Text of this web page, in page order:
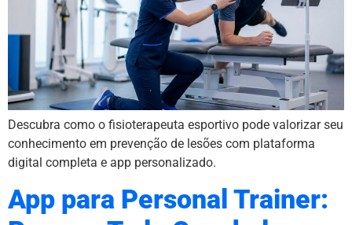
Descubra como o fisioterapeuta esportivo pode valorizar seu
conhecimento em prevenção de lesões com plataforma
digital completa e app personalizado.
App para Personal Trainer: